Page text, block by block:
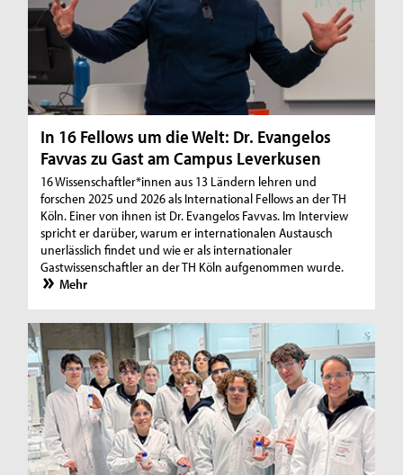
In 16 Fellows um die Welt: Dr. Evangelos
Favvas zu Gast am Campus Leverkusen
16 Wissenschaftler*innen aus 13 Ländern lehren und
forschen 2025 und 2026 als International Fellows an der TH
Köln. Einer von ihnen ist Dr. Evangelos Favvas. Im Interview
spricht er darüber, warum er internationalen Austausch
unerlässlich findet und wie er als internationaler
Gastwissenschaftler an der TH Köln aufgenommen wurde.
Mehr